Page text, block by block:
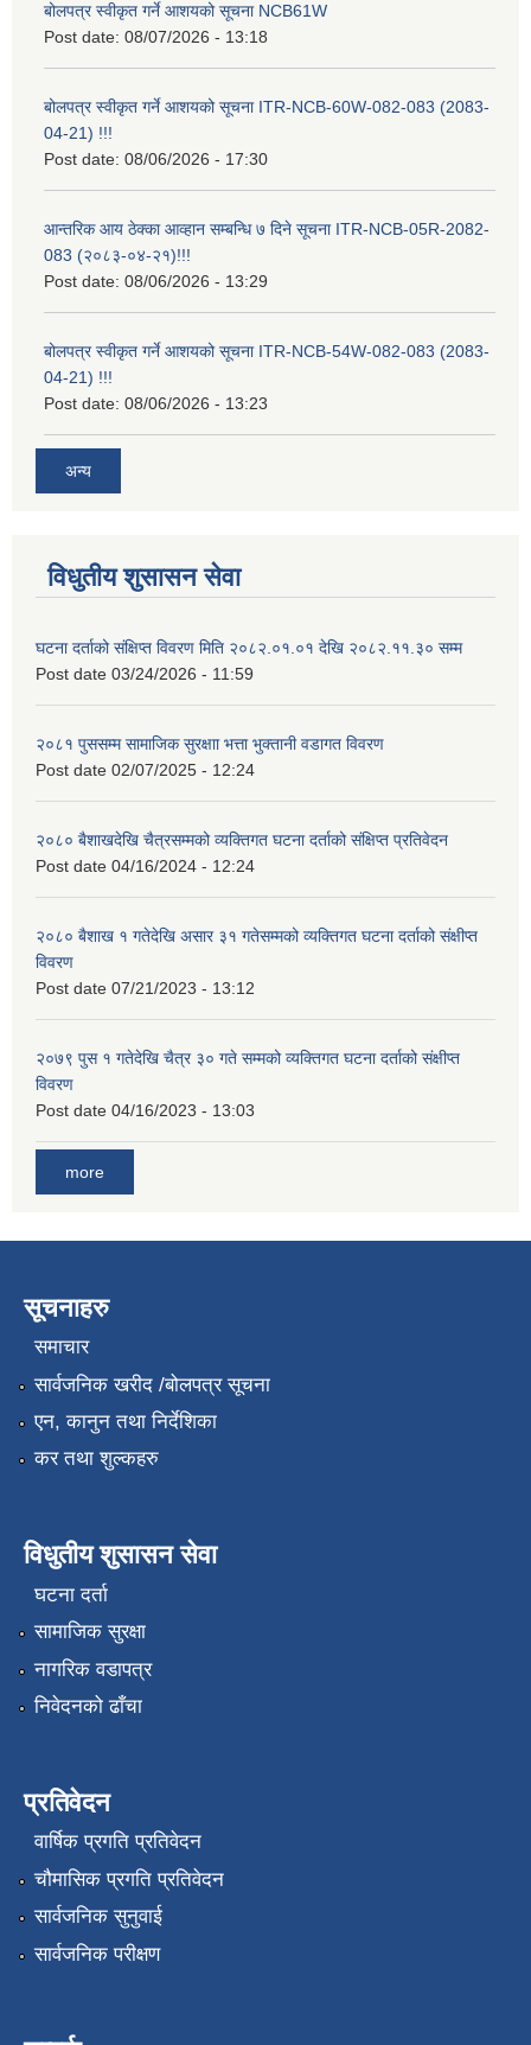
बोलपत्र स्वीकृत गर्ने आशयको सूचना NCB61W
Post date: 08/07/2026 - 13:18
बोलपत्र स्वीकृत गर्ने आशयको सूचना ITR-NCB-60W-082-083 (2083-
04-21) !!!
Post date: 08/06/2026 - 17:30
आन्तरिक आय ठेक्का आव्हान सम्बन्धि ७ दिने सूचना ITR-NCB-05R-2082-
083 (२०८३-०४-२१)!!!
Post date: 08/06/2026 - 13:29
बोलपत्र स्वीकृत गर्ने आशयको सूचना ITR-NCB-54W-082-083 (2083-
04-21) !!!
Post date: 08/06/2026 - 13:23
अन्य
विधुतीय शुसासन सेवा
घटना दर्ताको संक्षिप्त विवरण मिति २०८२.०१.०१ देखि २०८२.११.३० सम्म
Post date 03/24/2026 - 11:59
२०८१ पुससम्म सामाजिक सुरक्षाा भत्ता भुक्तानी वडागत विवरण
Post date 02/07/2025 - 12:24
२०८० बैशाखदेखि चैत्रसम्मको व्यक्तिगत घटना दर्ताको संक्षिप्त प्रतिवेदन
Post date 04/16/2024 - 12:24
२०८० बैशाख १ गतेदेखि असार ३१ गतेसम्मको व्यक्तिगत घटना दर्ताको संक्षीप्त
विवरण
Post date 07/21/2023 - 13:12
२०७९ पुस १ गतेदेखि चैत्र ३० गते सम्मको व्यक्तिगत घटना दर्ताको संक्षीप्त
विवरण
Post date 04/16/2023 - 13:03
more
सूचनाहरु
समाचार
सार्वजनिक खरीद /बोलपत्र सूचना
एन, कानुन तथा निर्देशिका
कर तथा शुल्कहरु
विधुतीय शुसासन सेवा
घटना दर्ता
सामाजिक सुरक्षा
नागरिक वडापत्र
निवेदनको ढाँचा
प्रतिवेदन
वार्षिक प्रगति प्रतिवेदन
चौमासिक प्रगति प्रतिवेदन
सार्वजनिक सुनुवाई
सार्वजनिक परीक्षण